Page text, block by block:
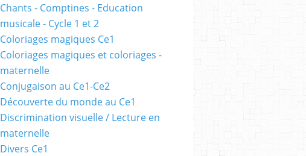
Chants - Comptines - Education
musicale - Cycle 1 et 2
Coloriages magiques Ce1
Coloriages magiques et coloriages -
maternelle
Conjugaison au Ce1-Ce2
Découverte du monde au Ce1
Discrimination visuelle / Lecture en
maternelle
Divers Ce1